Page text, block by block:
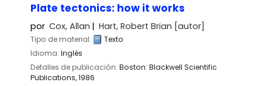
Plate tectonics: how it works
por Cox, Allan Hart, Robert Brian [autor]
Tipo de material:
Texto
Idioma: Inglés
Detalles de publicación: Boston: Blackwell Scientific
Publications,1986